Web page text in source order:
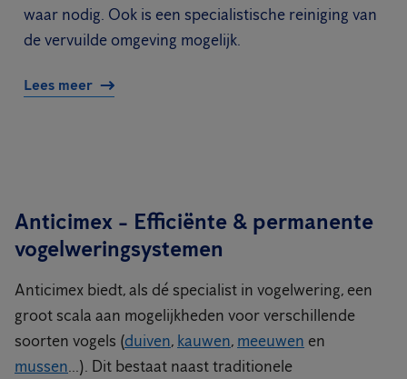
waar nodig. Ook is een specialistische reiniging van
de vervuilde omgeving mogelijk.
Lees meer
Anticimex - Efficiënte & permanente
vogelweringsystemen
Anticimex biedt, als dé specialist in vogelwering, een
groot scala aan mogelijkheden voor verschillende
soorten vogels (duiven, kauwen, meeuwen en
mussen...). Dit bestaat naast traditionele